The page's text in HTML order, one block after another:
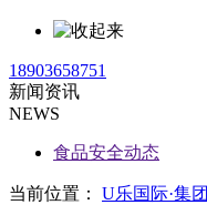
18903658751
新闻资讯
NEWS
食品安全动态
当前位置： U乐国际·集团